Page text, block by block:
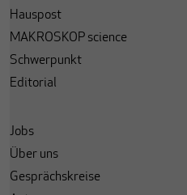
Hauspost
MAKROSKOP science
Schwerpunkt
Editorial
Jobs
Über uns
Gesprächskreise